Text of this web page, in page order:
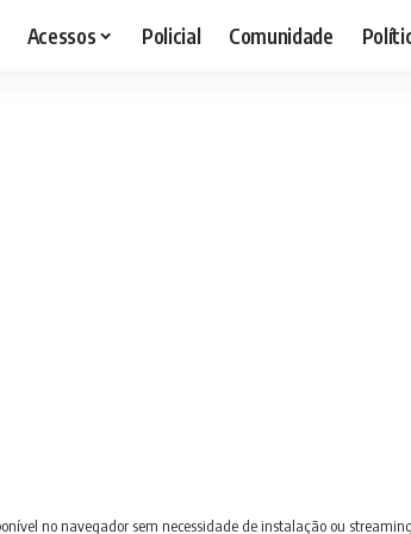
Acessos Policial Comunidade
no navegador sem necessidade de instalação ou